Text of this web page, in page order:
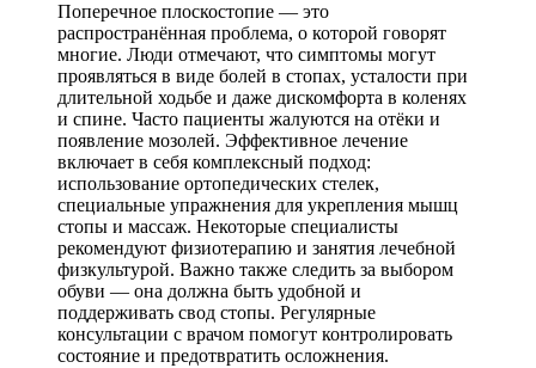
Поперечное плоскостопие — это
распространённая проблема, о которой говорят
многие. Люди отмечают, что симптомы могут
проявляться в виде болей в стопах, усталости при
длительной ходьбе и даже дискомфорта в коленях
и спине. Часто пациенты жалуются на отёки и
появление мозолей. Эффективное лечение
включает в себя комплексный подход:
использование ортопедических стелек,
специальные упражнения для укрепления мышц
стопы и массаж. Некоторые специалисты
рекомендуют физиотерапию и занятия лечебной
физкультурой. Важно также следить за выбором
обуви — она должна быть удобной и
поддерживать свод стопы. Регулярные
консультации с врачом помогут контролировать
состояние и предотвратить осложнения.